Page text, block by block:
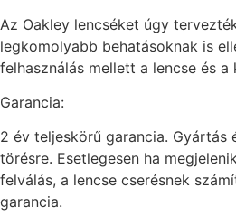
Az Oakley lencséket úgy
legkomolyabb behatásoknak is
felhasználás mellett a lencse és
Garancia:
2 év teljeskörű garancia. Gyártás
törésre. Esetlegesen ha
felválás, a lencse cserésnek
garancia.